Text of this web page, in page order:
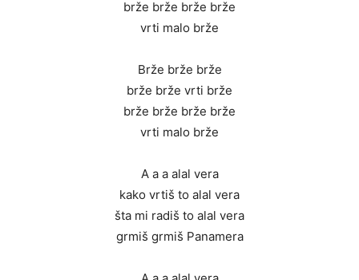
brže brže brže brže
vrti malo brže
Brže brže brže
brže brže vrti brže
brže brže brže brže
vrti malo brže
A a a alal vera
kako vrtiš to alal vera
šta mi radiš to alal vera
grmiš grmiš Panamera